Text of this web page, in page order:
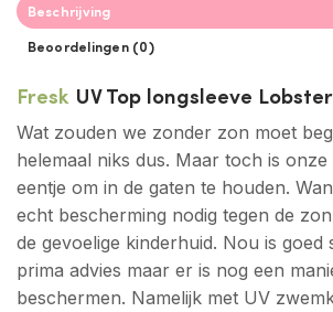
Beschrijving
Beoordelingen (0)
Fresk UV Top longsleeve
Wat zouden we zonder zon moet
helemaal niks dus. Maar toch is
eentje om in de gaten te houden.
echt bescherming nodig tegen de
de gevoelige kinderhuid. Nou is goed
prima advies maar er is nog een
beschermen. Namelijk met UV